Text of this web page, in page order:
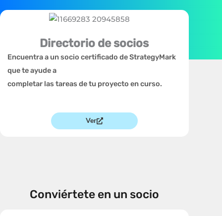
Directorio de socios
Encuentra a un socio certificado de StrategyMark
que te ayude a
completar las tareas de tu proyecto en curso.
Ver
Conviértete en un socio